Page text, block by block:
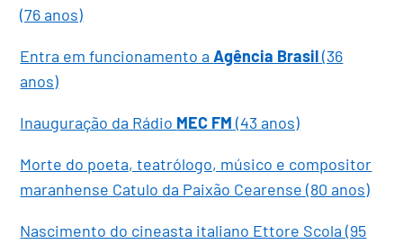
(76 anos)
Entra em funcionamento aAgência Brasil(36
anos)
Inauguração da Rádio MEC FM (43 anos)
Morte do poeta, teatrólogo, músico e compositor
maranhense Catulo da Paixão Cearense (80 anos)
Nascimento do cineasta italiano Ettore Scola (95